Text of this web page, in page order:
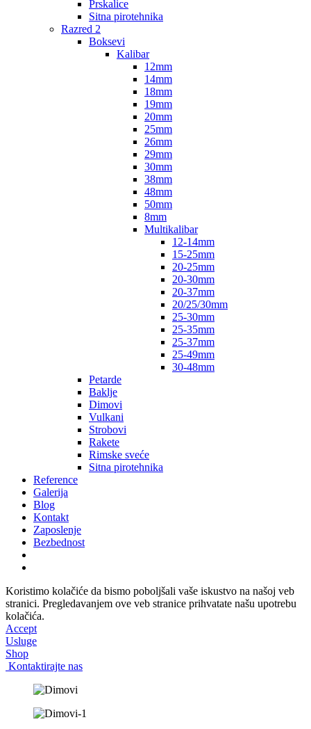
Prskalice
Sitna pirotehnika
Razred 2
Boksevi
Kalibar
12mm
14mm
18mm
19mm
20mm
25mm
26mm
29mm
30mm
38mm
48mm
50mm
8mm
Multikalibar
12-14mm
15-25mm
20-25mm
20-30mm
20-37mm
20/25/30mm
25-30mm
25-35mm
25-37mm
25-49mm
30-48mm
Petarde
Baklje
Dimovi
Vulkani
Strobovi
Rakete
Rimske sveće
Sitna pirotehnika
Reference
Galerija
Blog
Kontakt
Zaposlenje
Bezbednost
Koristimo kolačiće da bismo poboljšali vaše iskustvo na našoj veb
stranici. Pregledavanjem ove veb stranice prihvatate našu upotrebu
kolačića.
Accept
Usluge
Shop
Kontaktirajte nas